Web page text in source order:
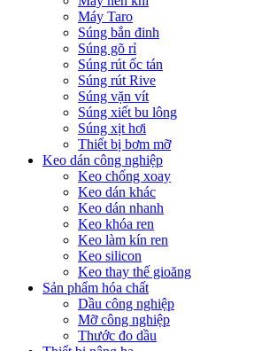
Máy Taro
Súng bắn đinh
Súng gõ rỉ
Súng rút ốc tán
Súng rút Rive
Súng vặn vít
Súng xiết bu lông
Súng xịt hơi
Thiết bị bơm mỡ
Keo dán công nghiệp
Keo chống xoay
Keo dán khác
Keo dán nhanh
Keo khóa ren
Keo làm kín ren
Keo silicon
Keo thay thế gioăng
Sản phẩm hóa chất
Dầu công nghiệp
Mỡ công nghiệp
Thước đo dầu